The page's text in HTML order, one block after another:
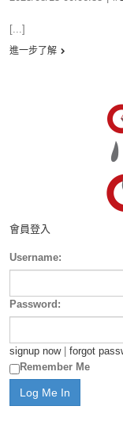
[...]
進一步了解
會員登入
Username:
Password:
signup now| forgot
Remember Me